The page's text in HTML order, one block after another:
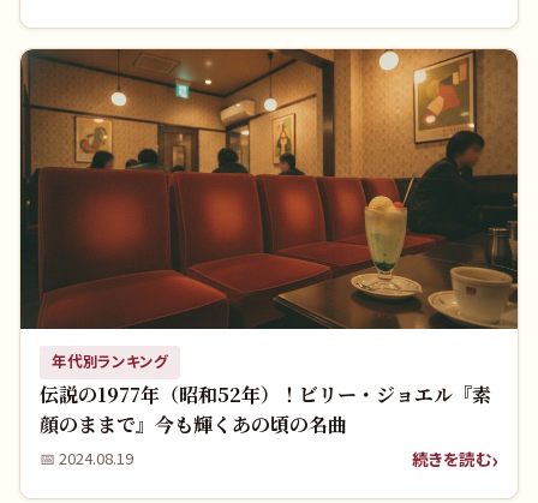
年代別ランキング
伝説の1977年（昭和52年）！ビリー・ジョエル『素
顔のままで』今も輝くあの頃の名曲
📅 2024.08.19 続きを読む